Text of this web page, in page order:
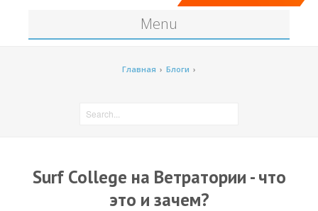
Menu
RRD Russian Cup
Главная › Блоги ›
Surf College на Ветратории - что
это и зачем?